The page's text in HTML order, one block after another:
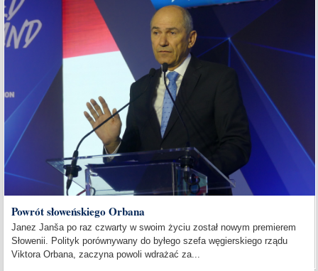
Powrót słoweńskiego Orbana
Janez Janša po raz czwarty w swoim życiu został nowym premierem
Słowenii. Polityk porównywany do byłego szefa węgierskiego rządu
Viktora Orbana, zaczyna powoli wdrażać za...